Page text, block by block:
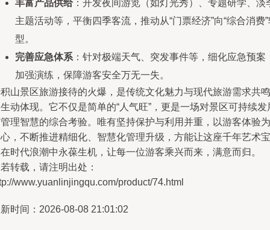
丰富产品供给：开发夜间游览（如灯光秀）、专题研学、淡
主题活动等，平衡四季客流，推动从“门票经济”向“综合消费
型。
完善应急体系 ：针对极端天气、突发事件等，细化应急预案
加强演练，保障游客安全万无一失。
山景区旅游接待的火爆，是传统文化魅力与现代旅游需求共鸣
动体现。它不仅是简单的“人气旺”，更是一场对景区可持续发
理智慧的综合考验。唯有坚持保护与利用并重，以游客体验为
，不断推进精细化、智慧化管理升级，方能让这座千年艺术宝
时代浪潮中永葆生机，让每一位游客乘兴而来，满意而归。
转载，请注明出处：
www.yuanlinjingqu.com/product/74.html
时间：2026-08-08 21:01:02